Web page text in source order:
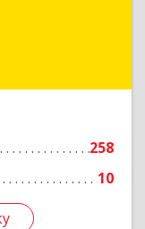
258
10
Ульяновская